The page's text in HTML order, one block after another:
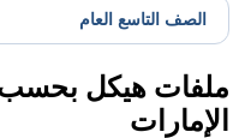
ملفات هيكل بحسب
الإمارات